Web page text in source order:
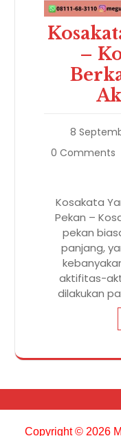
–
8
0 Comments
Kosakata
Pekan –
pekan
panjang,
aktifitas-
dilakukan
Copyright © 2026